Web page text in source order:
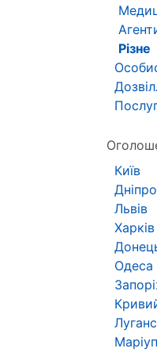
Різне
Київ
Дніпро
Львів
Харків
Одеса